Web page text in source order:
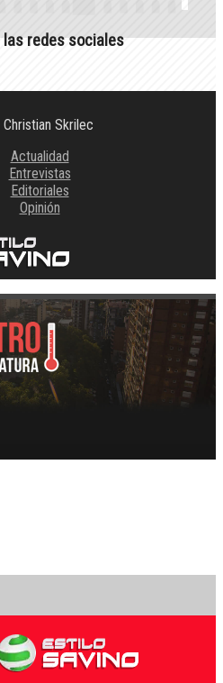
las redes sociales
Christian Skrilec
Actualidad
Entrevistas
Editoriales
Opinión